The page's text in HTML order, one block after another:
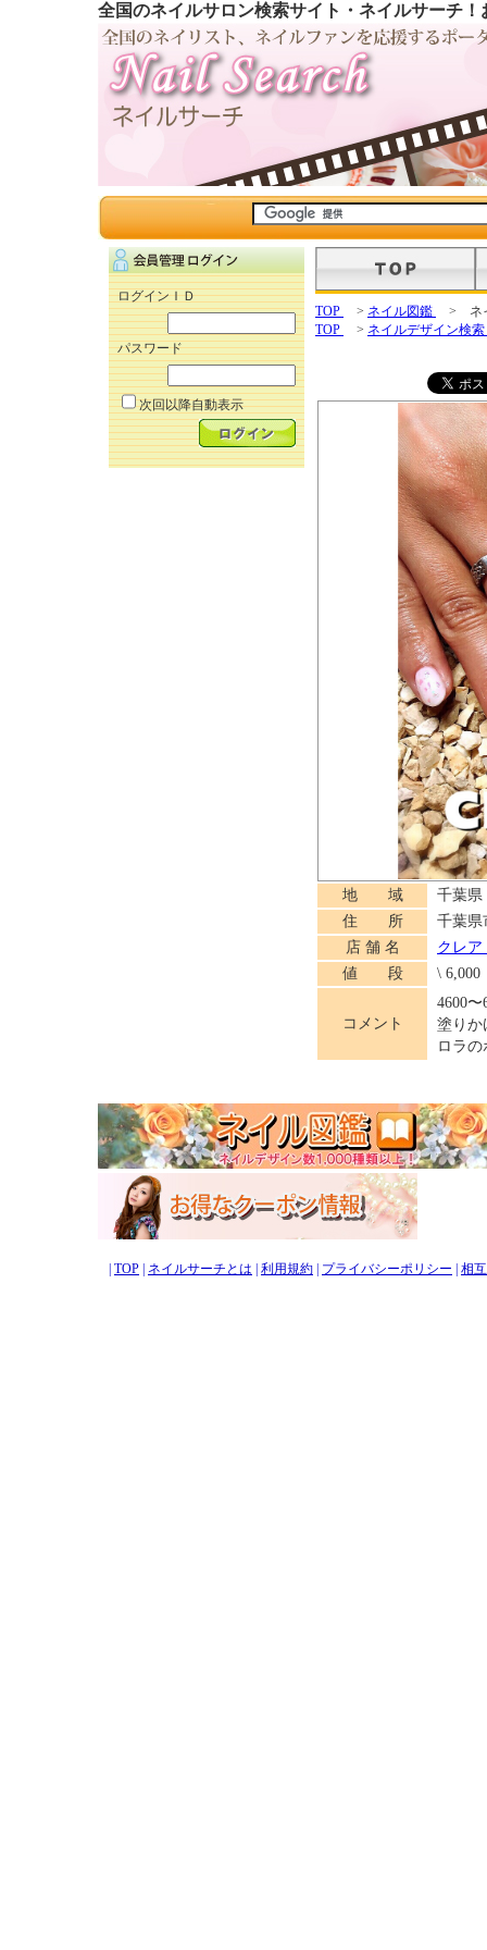
全国のネイルサロン検索サイト・ネイルサーチ
ログインＩＤ
パスワード
次回以降自動表示
TOP > ネイル図鑑
> ネ
TOP
> ネイルデザイン検索
地 域
千葉県
住 所
千葉
店 舗 名
クレア
値 段
\ 6,000
コメント
4600〜
塗りか
ロラ
TOP ネイルサーチとは 利用規約 プライバシーポリシー 相